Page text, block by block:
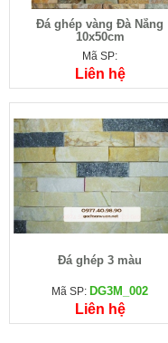
Đá ghép vàng Đà Nẵng
10x50cm
Mã SP:
Liên hệ
Đá ghép 3 màu
Mã SP: DG3M_002
Liên hệ